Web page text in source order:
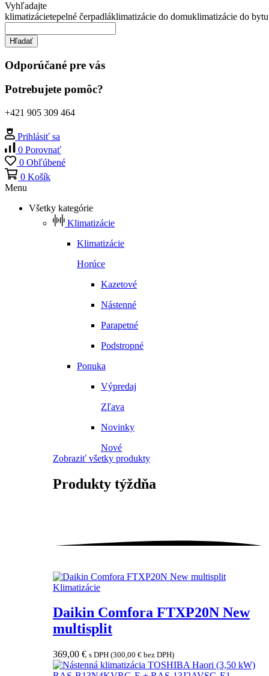
Vyhľadajte
klimatizácietepelné čerpadláklimatizácie do domuklimatizácie do bytu
Hľadať
Odporúčané pre vás
Potrebujete pomôc?
+421 905 309 464
Prihlásiť sa
0 Porovnať
0 Obľúbené
0 Košík
Menu
Všetky kategórie
Klimatizácie
Klimatizácie
Horúce
Kazetové
Nástenné
Parapetné
Podstropné
Ponuka
Výpredaj
Zľava
Novinky
Nové
Zobraziť všetky produkty
Produkty týždňa
Klimatizácie
Daikin Comfora FTXP20N New
multisplit
369,00 € s DPH (300,00 € bez DPH)